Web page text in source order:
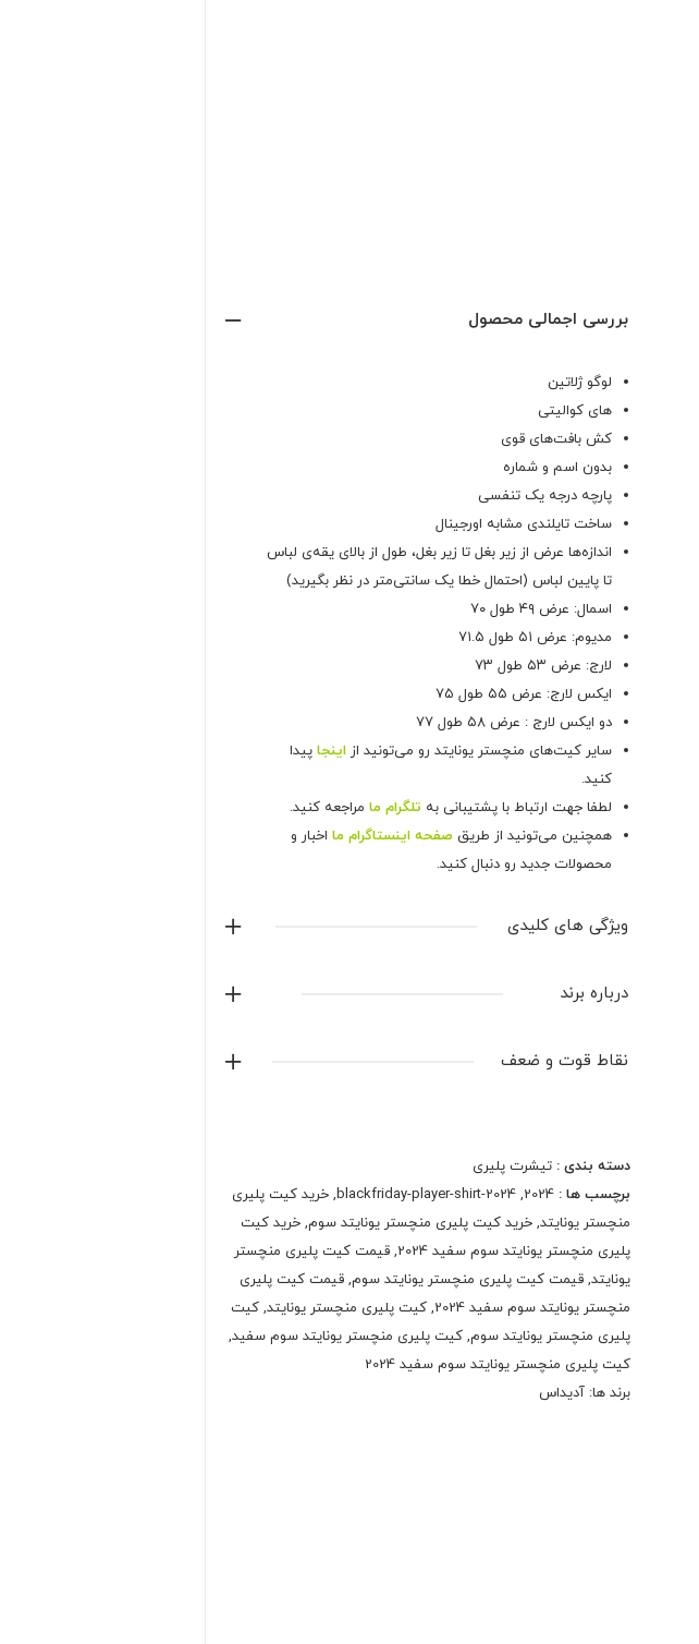
بررسی اجمالی محصول
لوگو ژلاتین
های کوالیتی
کش بافت‌های قوی
بدون اسم و شماره
پارچه درجه یک تنفسی
ساخت تایلندی مشابه اورجینال
اندازه‌ها عرض از زیر بغل تا زیر بغل، طول از بالای یقه‌ی لباس
تا پایین لباس (احتمال خطا یک سانتی‌متر در نظر بگیرید)
اسمال: عرض ۴۹ طول ۷۰
مدیوم: عرض ۵۱ طول ۷۱.۵
لارج: عرض ۵۳ طول ۷۳
ایکس لارج: عرض ۵۵ طول ۷۵
دو ایکس لارج : عرض ۵۸ طول ۷۷
سایر کیت‌های منچستر یونایتد رو می‌تونید از اینجا پیدا
کنید.
لطفا جهت ارتباط با پشتیبانی به تلگرام ما مراجعه کنید.
همچنین می‌تونید از طریق صفحه اینستاگرام ما اخبار و
محصولات جدید رو دنبال کنید.
ویژگی های کلیدی
لوگو ژلاتین
پارچه درجه یک تنفسی
درباره برند
نقاط قوت و ضعف
دسته بندی : تیشرت پلیری
برچسب ها : 2024
,
blackfriday-player-shirt-2024
, خرید کیت پلیری
منچستر یونایتد, خرید کیت پلیری منچستر یونایتد سوم, خرید کیت
پلیری منچستر یونایتد سوم سفید 2024
, قیمت کیت پلیری منچستر
یونایتد, قیمت کیت پلیری منچستر یونایتد سوم, قیمت کیت پلیری
منچستر یونایتد سوم سفید 2024
, کیت پلیری منچستر یونایتد, کیت
پلیری منچستر یونایتد سوم, کیت پلیری منچستر یونایتد سوم سفید,
کیت پلیری منچستر یونایتد سوم سفید 2024
برند ها: آدیداس